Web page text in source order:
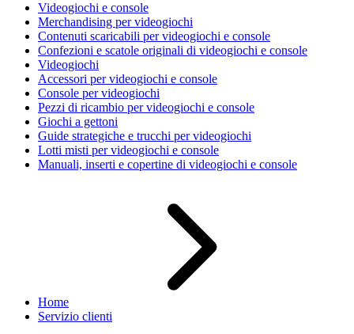
Videogiochi e console
Merchandising per videogiochi
Contenuti scaricabili per videogiochi e console
Confezioni e scatole originali di videogiochi e console
Videogiochi
Accessori per videogiochi e console
Console per videogiochi
Pezzi di ricambio per videogiochi e console
Giochi a gettoni
Guide strategiche e trucchi per videogiochi
Lotti misti per videogiochi e console
Manuali, inserti e copertine di videogiochi e console
Home
Servizio clienti